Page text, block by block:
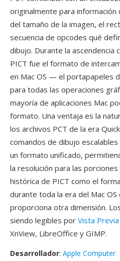
originalmente para
del tamaño de la imagen, el
secuencia de opcodes qué
dibujo. Durante la ascendencia
PICT fue el formato de
en Mac OS — el portapapeles
para todas las operaciones
mayoría de aplicaciones Mac
formato. Una ventaja es la
los archivos PCT de la era
comandos de dibujo
un formato unificado,
la resolución para las
histórica de PICT como el
durante toda la era del Mac
proporciona otra dimensión.
siendo legibles por Vista Previa
XnView, LibreOffice y GIMP.
Desarrollador: Apple Computer